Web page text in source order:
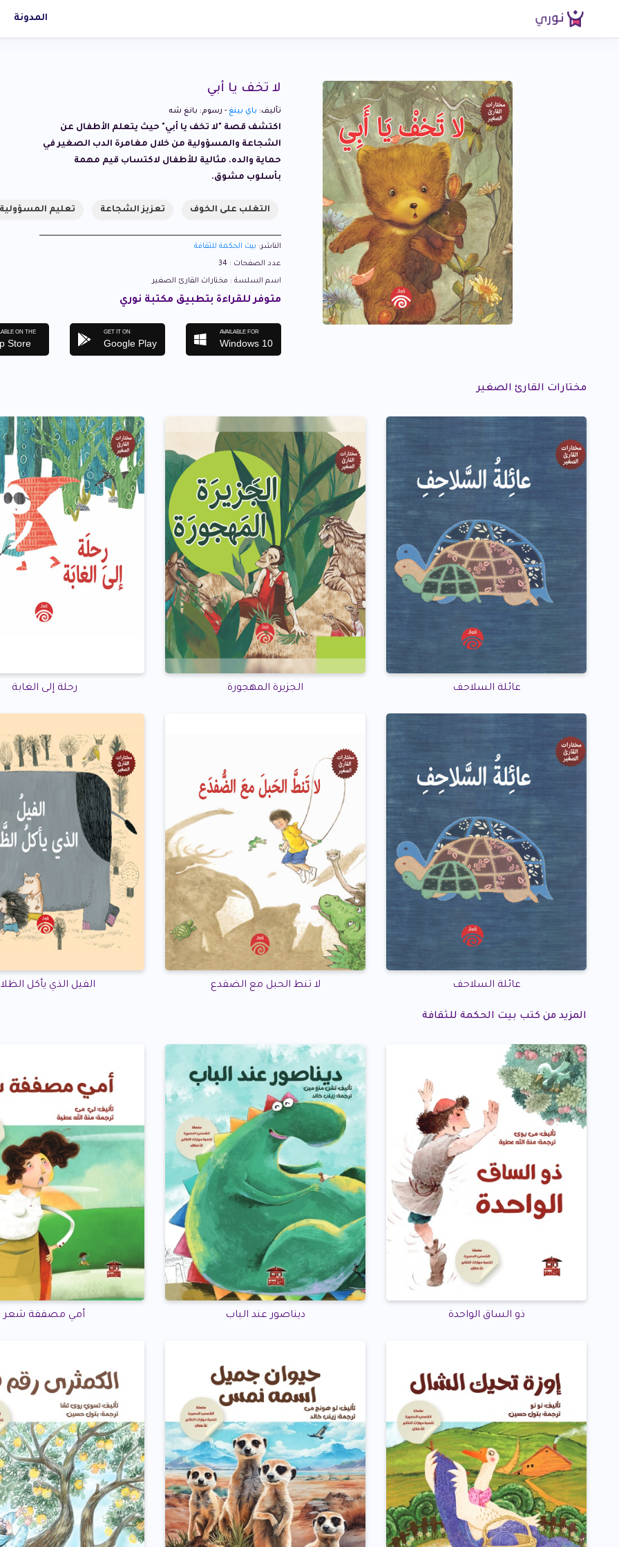
المدونة
لا تخف يا أبي
تأليف: باي بينغ - رسوم: بانغ شه
اكتشف قصة "لا تخف يا أبي" حيث يتعلم الأطفال عن
الشجاعة والمسؤولية من خلال مغامرة الدب الصغير في
حماية والده. مثالية للأطفال لاكتساب قيم مهمة
بأسلوب مشوق.
التغلب على الخوف تعزيز الشجاعة تعليم المسؤولية
الناشر: بيت الحكمة للثقافة
عدد الصفحات : 34
اسم السلسة : مختارات القارئ الصغير
متوفر للقراءة بتطبيق مكتبة نوري
ON THE
Store
GET IT ON
Google Play
AVAILABLE FOR
Windows 10
مختارات القارئ الصغير
عائلة السلاحف الجزيرة المهجورة رحلة إلى الغابة
عائلة السلاحف لا تنط الحبل مع الضفدع الفيل الذي يأكل
المزيد من كتب بيت الحكمة للثقافة
ذو الساق الواحدة ديناصور عند الباب أمي مصففة شعر